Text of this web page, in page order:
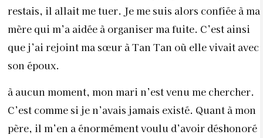
restais, il allait me tuer. Je me suis alors confiée à ma
mère qui m’a aidée à organiser ma fuite. C’est ainsi
que j’ai rejoint ma sœur à Tan Tan où elle vivait avec
son époux.
à aucun moment, mon mari n’est venu me chercher.
C’est comme si je n’avais jamais existé. Quant à mon
père, il m’en a énormément voulu d’avoir déshonoré